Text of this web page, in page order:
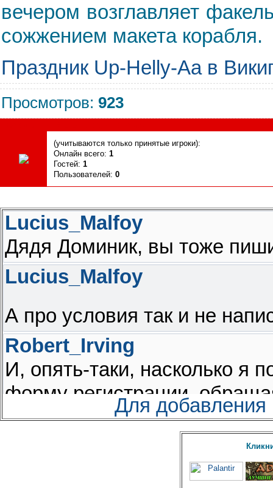
вечером возглавляет
сожжением макета корабля.
Праздник Up-Helly-Aа в
Просмотров: 923
(учитываются только принятые игроки):
Онлайн всего: 1
Гостей: 1
Пользователей: 0
Для добавления